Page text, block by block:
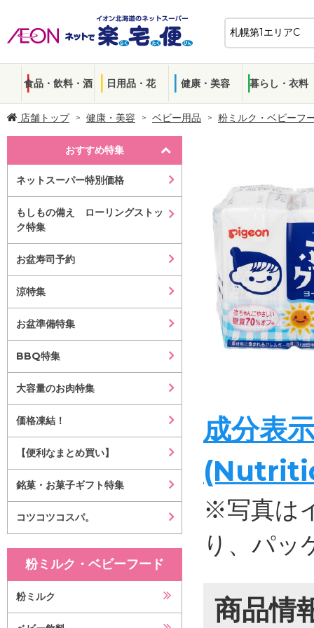
食品・飲料・酒 日用品・花 健康・美容 暮らし・衣料
店舗トップ 健康・美容 ベビー用品 粉ミルク・ベビーフ
おすすめ特集
ネットスーパー特別価格
もしもの備え ローリングストッ
ク特集
お盆寿司予約
涼特集
お盆準備特集
BBQ特集
大容量のお肉特集
価格凍結！
【便利なまとめ買い】
銘菓・お菓子ギフト特集
コツコツコスパ。
粉ミルク・ベビーフード
粉ミルク
成分表
※写真は
り、パッ
商品情